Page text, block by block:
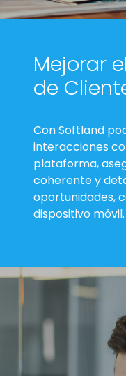
Mejorar
de
Con Softland
interacciones
plataforma,
coherente y
oportunidades,
dispositivo móvil.